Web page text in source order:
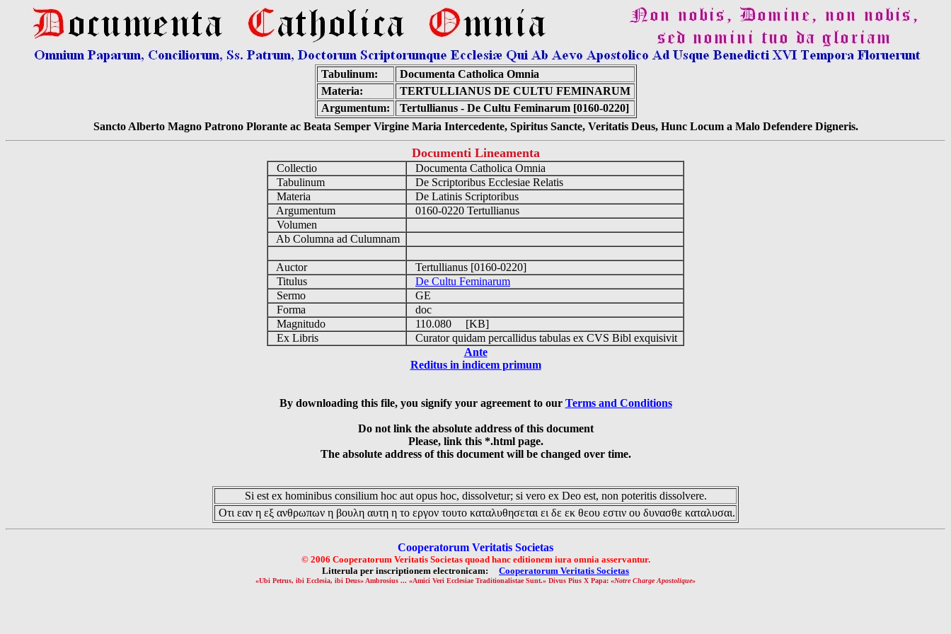
Tabulinum:
Documenta Catholica Omnia
Materia:
TERTULLIANUS DE CULTU FEMINARUM
Argumentum:
Tertullianus - De Cultu Feminarum [0160-0220]
Sancto Alberto Magno Patrono Plorante ac Beata Semper Virgine Maria Intercedente, Spiritus Sancte, Veritatis Deus, Hunc Locum a Malo Defendere Digneris.
Documenti Lineamenta
Collectio
Documenta Catholica Omnia
Tabulinum
De Scriptoribus Ecclesiae Relatis
Materia
De Latinis Scriptoribus
Argumentum
0160-0220 Tertullianus
Volumen
Ab Columna ad Culumnam
Auctor
Tertullianus [0160-0220]
Titulus
De Cultu Feminarum
Sermo
GE
Forma
doc
Magnitudo
110.080 [KB]
Ex Libris
Curator quidam percallidus tabulas ex CVS Bibl exquisivit
Ante
Reditus in indicem primum
By downloading this file, you signify your agreement to our Terms and Conditions
Do not link the absolute address of this document
Please, link this *.html page.
The absolute address of this document will be changed over time.
Si est ex hominibus consilium hoc aut opus hoc, dissolvetur; si vero ex Deo est, non poteritis dissolvere.
Οτι εαν η εξ ανθρωπων η βουλη αυτη η το εργον τουτο καταλυθησεται ει δε εκ θεου εστιν ου δυνασθε καταλυσαι.
Cooperatorum Veritatis Societas
© 2006 Cooperatorum Veritatis Societas quoad hanc editionem iura omnia asservantur.
Litterula per inscriptionem electronicam: Cooperatorum Veritatis Societas
«Ubi Petrus, ibi Ecclesia, ibi Deus» Ambrosius ... «Amici Veri Ecclesiae Traditionalistae Sunt.» Divus Pius X Papa: «Notre Charge Apostolique»